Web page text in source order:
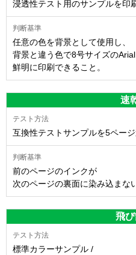
浸透性テスト用のサンプルを印
任意の色を背景として使用し、
背景と違う色で8号サイズの
鮮明に印刷できること。
速
互換性テストサンプルを5ページ
前のページのインクが
次のページの裏面に染み込まな
飛び
標準カラーサンプル /